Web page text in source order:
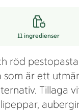
11ingredienser
röd
som är ett
Tillaga